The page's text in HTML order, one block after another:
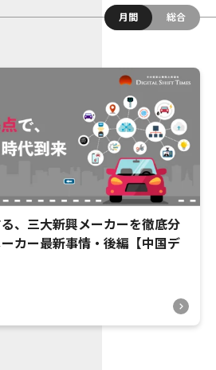
月間
総合
、三大新興メーカーを徹底分
カー最新事情・後編【中国デ